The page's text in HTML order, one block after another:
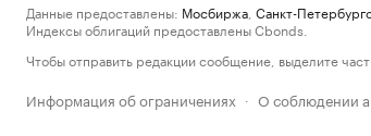
Данные предоставлены: Мосбиржа Санкт-
Индексы облигаций предоставлены Cbonds.
Чтобы отправить редакции сообщение, выделите
Информация об ограничениях · О соблюдении